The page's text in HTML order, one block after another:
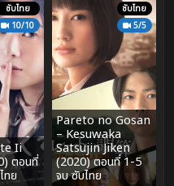
ซับไทย
10/10
Ii
ตอนที่
ทย
ซับไทย
5/5
Pareto no Gosan
– Kesuwaka
Satsujin Jiken
(2020) ตอนที่ 1-5
จบ ซับไทย